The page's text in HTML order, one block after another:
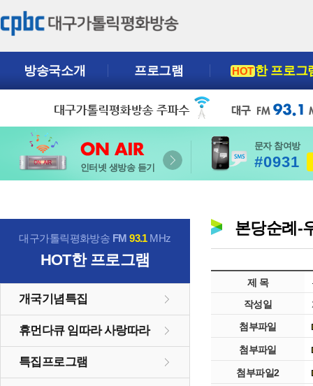
방송국소개 프로그램 HOT한 프로그
인터넷 생방송 듣기
문자 참여방
#0931
대구가톨릭평화방송 FM93.1MHz
HOT한 프로그램
개국기념특집
휴먼다큐 임따라 사랑따라
특집프로그램
본당순례-
제 목
작성일
첨부파일
첨부파일
첨부파일2